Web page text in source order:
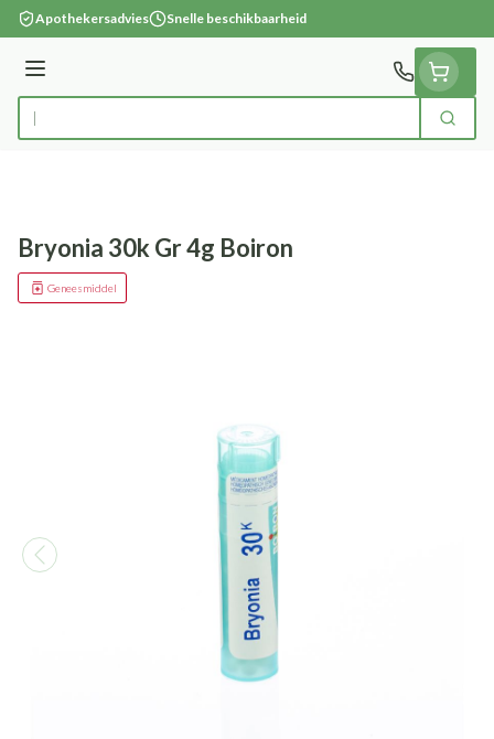
Ga naar de inhoud
Apothekersadvies Snelle beschikbaarheid
Menu
Product, merk, categorie... Zoek
Bryonia 30k Gr 4g Boiron
Geneesmiddel